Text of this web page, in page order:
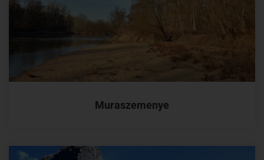
Muraszemenye